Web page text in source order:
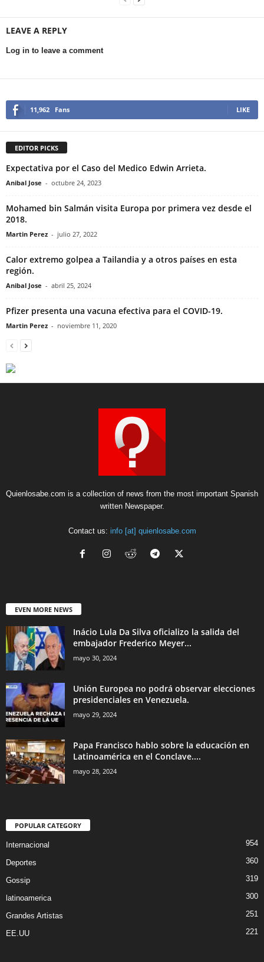
LEAVE A REPLY
Log in to leave a comment
11,962 Fans LIKE
EDITOR PICKS
Expectativa por el Caso del Medico Edwin Arrieta.
Anibal Jose - octubre 24, 2023
Mohamed bin Salmán visita Europa por primera vez desde el
2018.
Martin Perez - julio 27, 2022
Calor extremo golpea a Tailandia y a otros países en esta
región.
Anibal Jose - abril 25, 2024
Pfizer presenta una vacuna efectiva para el COVID-19.
Martin Perez - noviembre 11, 2020
Quienlosabe.com is a collection of news from the most important Spanish
written Newspaper.
Contact us: info [at] quienlosabe.com
EVEN MORE NEWS
Inácio Lula Da Silva oficializo la salida del
embajador Frederico Meyer...
mayo 30, 2024
Unión Europea no podrá observar elecciones
presidenciales en Venezuela.
mayo 29, 2024
Papa Francisco hablo sobre la educación en
Latinoamérica en el Conclave....
mayo 28, 2024
POPULAR CATEGORY
Internacional 954
Deportes 360
Gossip 319
latinoamerica 300
Grandes Artistas 251
EE.UU 221